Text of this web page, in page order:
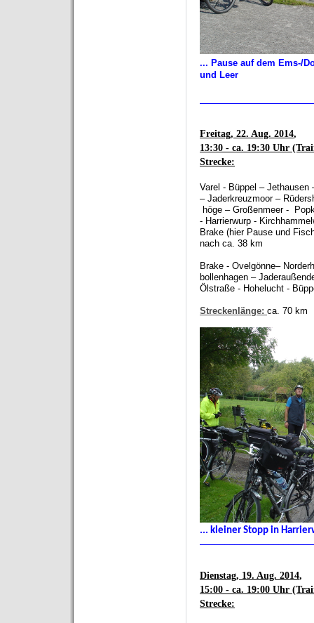
... Pause auf dem Ems-/
und Leer
Freitag, 22. Aug. 2014,
13:30 - ca. 19:30 Uhr
Strecke:
Varel - Büppel – Jethausen
–Jaderkreuzmoor –
höge – Großenmeer -
- Harrierwurp -
Brake (hier Pause und
nach ca. 38 km
Brake - Ovelgönne–
bollenhagen –
Ölstraße - Hohelucht -
Streckenlänge: ca. 70 km
... kleiner Stopp in
Dienstag, 19. Aug. 2014,
15:00 - ca. 19:00 Uhr
Strecke: